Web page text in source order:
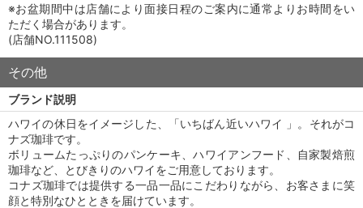
※お盆期間中は店舗により面接日程のご案内に通常よりお時間をい
ただく場合があります。
(店舗NO.111508)
その他
ブランド説明
ハワイの休日をイメージした、「いちばん近いハワイ 」。それがコ
ナズ珈琲です。
ボリュームたっぷりのパンケーキ、ハワイアンフード、自家製焙煎
珈琲など、とびきりのハワイをご用意しております。
コナズ珈琲では提供する一品一品にこだわりながら、お客さまに笑
顔と特別なひとときを届けています。